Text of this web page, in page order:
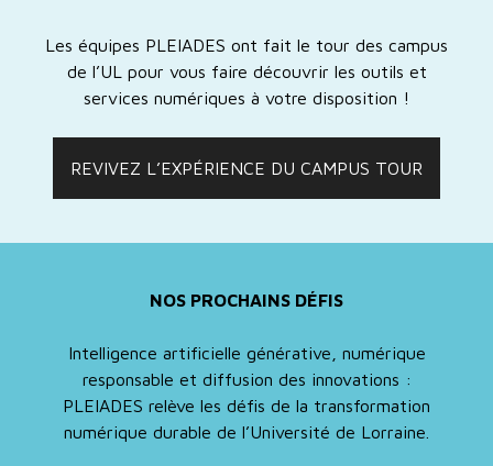
Les équipes PLEIADES ont fait le tour des campus
de l’UL pour vous faire découvrir les outils et
services numériques à votre disposition !
REVIVEZ L’EXPÉRIENCE DU CAMPUS TOUR
NOS PROCHAINS DÉFIS
Intelligence artificielle générative, numérique
responsable et diffusion des innovations :
PLEIADES relève les défis de la transformation
numérique durable de l’Université de Lorraine.